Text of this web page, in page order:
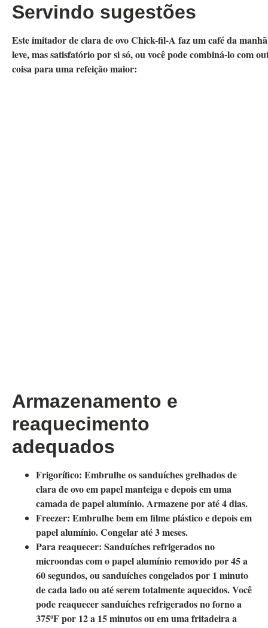
Servindo sugestões
Este imitador de clara de ovo Chick-fil-A faz um café da manhã
leve, mas satisfatório por si só, ou você pode combiná-lo com
coisa para uma refeição maior:
Armazenamento e
reaquecimento
adequados
Frigorífico: Embrulhe os sanduíches grelhados de
clara de ovo em papel manteiga e depois em uma
camada de papel alumínio. Armazene por até 4 dias.
Freezer: Embrulhe bem em filme plástico e depois em
papel alumínio. Congelar até 3 meses.
Para reaquecer: Sanduíches refrigerados no
microondas com o papel alumínio removido por 45 a
60 segundos, ou sanduíches congelados por 1 minuto
de cada lado ou até serem totalmente aquecidos. Você
pode reaquecer sanduíches refrigerados no forno a
375ºF por 12 a 15 minutos ou em uma fritadeira a